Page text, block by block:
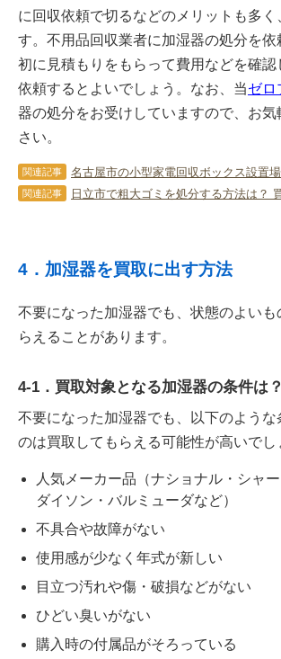
に回収依頼で切るなどのメリットも多
す。不用品回収業者に加湿器の処分を依
初に見積もりをもらって費用などを確認
依頼するとよいでしょう。なお、当ゼロ
器の処分をお受けしていますので、お
さい。
関連記事
関連記事
4．加湿器を買取に出す方法
不要になった加湿器でも、状態のよいも
らえることがあります。
4-1．買取対象となる加湿器の条件は？
不要になった加湿器でも、以下のような
のは買取してもらえる可能性が高いでし
人気メーカー品（ナショナル・シャ
ダイソン・バルミューダなど）
不具合や故障がない
使用感が少なく年式が新しい
目立つ汚れや傷・破損などがない
ひどい臭いがない
購入時の付属品がそろっている